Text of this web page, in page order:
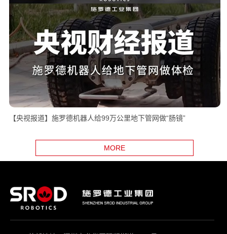
【央视报道】施罗德机器人给99万公里地下管网做“肠镜”
MORE